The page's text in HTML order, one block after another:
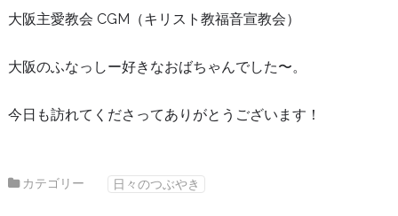
大阪主愛教会 CGM（キリスト教福音宣教会）
大阪のふなっしー好きなおばちゃんでした〜。
今日も訪れてくださってありがとうございます！
カテゴリー 日々のつぶやき